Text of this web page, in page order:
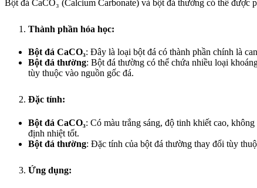
Bột đá CaCO₃ (Calcium Carbonate) và bột đá thường có thể
Thành phần hóa học:
Bột đá CaCO₃: Đây là loại bột đá có thành phần chính là
Bột đá thường: Bột đá thường có thể chứa nhiều loại
tùy thuộc vào nguồn gốc đá.
Đặc tính:
Bột đá CaCO₃: Có màu trắng sáng, độ tinh khiết cao,
định nhiệt tốt.
Bột đá thường: Đặc tính của bột đá thường thay đổi tùy
Ứng dụng: